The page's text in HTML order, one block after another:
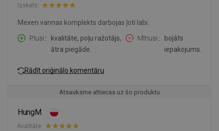
Izskats:
Mexen vannas komplekts darbojas ļoti labi.
Plusi:
kvalitāte, poļu ražotājs,
ātra piegāde.
Mīnusi:
bojāts
iepakojums.
Rādīt oriģinālo komentāru
Atsauksme attiecas uz šo produktu
HungM
Kvalitāte: